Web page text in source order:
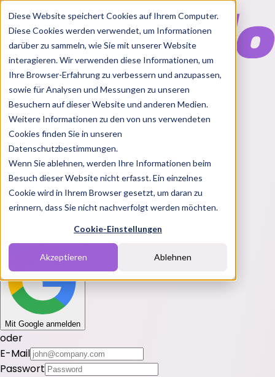
Diese Website speichert Cookies auf Ihrem Computer.
Diese Cookies werden verwendet, um Informationen
darüber zu sammeln, wie Sie mit unserer Website
interagieren. Wir verwenden diese Informationen, um
Ihre Browser-Erfahrung zu verbessern und anzupassen,
sowie für Analysen und Messungen zu unseren
Besuchern auf dieser Website und anderen Medien.
Weitere Informationen zu den von uns verwendeten
Cookies finden Sie in unseren
Datenschutzbestimmungen.
Wenn Sie ablehnen, werden Ihre Informationen beim
Besuch dieser Website nicht erfasst. Ein einzelnes
Cookie wird in Ihrem Browser gesetzt, um daran zu
erinnern, dass Sie nicht nachverfolgt werden möchten.
Cookie-Einstellungen
Akzeptieren Ablehnen
Features
Solutions
BlogChartsRabatt CodesPakete
Login
Melde dich bei Nindo an
Du hast noch keinen Account?
Mit Google anmelden
oder
E-Mail
Passwort